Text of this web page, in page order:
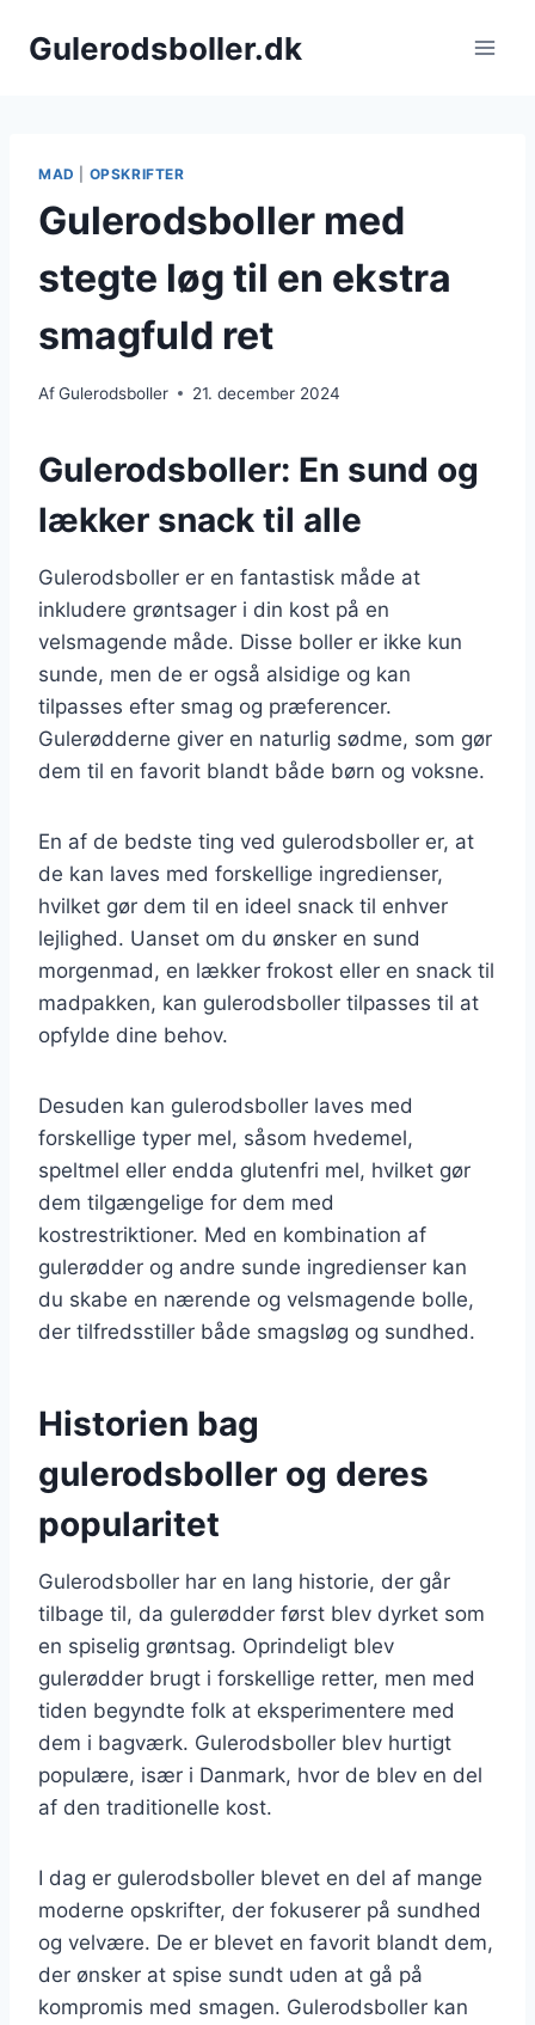
Gulerodsboller.dk
MAD OPSKRIFTER
Gulerodsboller med
stegte løg til en ekstra
smagfuld ret
AfGulerodsboller 21. december 2024
Gulerodsboller: En sund og
lækker snack til alle
Gulerodsboller er en fantastisk måde at
inkludere grøntsager i din kost på en
velsmagende måde. Disse boller er ikke kun
sunde, men de er også alsidige og kan
tilpasses efter smag og præferencer.
Gulerødderne giver en naturlig sødme, som gør
dem til en favorit blandt både børn og voksne.
En af de bedste ting ved gulerodsboller er, at
de kan laves med forskellige ingredienser,
hvilket gør dem til en ideel snack til enhver
lejlighed. Uanset om du ønsker en sund
morgenmad, en lækker frokost eller en snack til
madpakken, kan gulerodsboller tilpasses til at
opfylde dine behov.
Desuden kan gulerodsboller laves med
forskellige typer mel, såsom hvedemel,
speltmel eller endda glutenfri mel, hvilket gør
dem tilgængelige for dem med
kostrestriktioner. Med en kombination af
gulerødder og andre sunde ingredienser kan
du skabe en nærende og velsmagende bolle,
der tilfredsstiller både smagsløg og sundhed.
Historien bag
gulerodsboller og deres
popularitet
Gulerodsboller har en lang historie, der går
tilbage til, da gulerødder først blev dyrket som
en spiselig grøntsag. Oprindeligt blev
gulerødder brugt i forskellige retter, men med
tiden begyndte folk at eksperimentere med
dem i bagværk. Gulerodsboller blev hurtigt
populære, især i Danmark, hvor de blev en del
af den traditionelle kost.
I dag er gulerodsboller blevet en del af mange
moderne opskrifter, der fokuserer på sundhed
og velvære. De er blevet en favorit blandt dem,
der ønsker at spise sundt uden at gå på
kompromis med smagen. Gulerodsboller kan